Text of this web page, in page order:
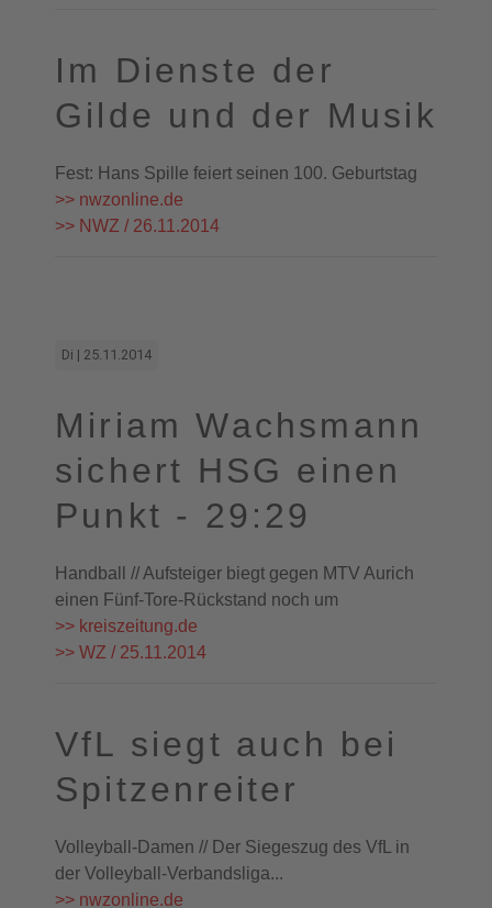
Im Dienste der
Gilde und der Musik
Fest: Hans Spille feiert seinen 100. Geburtstag
>> nwzonline.de
>> NWZ / 26.11.2014
Di | 25.11.2014
Miriam Wachsmann
sichert HSG einen
Punkt - 29:29
Handball // Aufsteiger biegt gegen MTV Aurich
einen Fünf-Tore-Rückstand noch um
>> kreiszeitung.de
>> WZ / 25.11.2014
VfL siegt auch bei
Spitzenreiter
Volleyball-Damen // Der Siegeszug des VfL in
der Volleyball-Verbandsliga...
>> nwzonline.de